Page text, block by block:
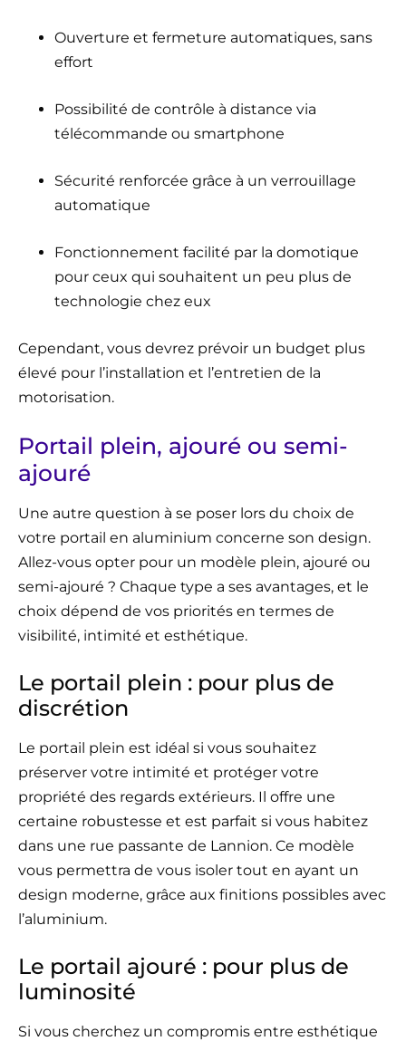
Ouverture et fermeture automatiques, sans
effort
Possibilité de contrôle à distance via
télécommande ou smartphone
Sécurité renforcée grâce à un verrouillage
automatique
Fonctionnement facilité par la domotique
pour ceux qui souhaitent un peu plus de
technologie chez eux
Cependant, vous devrez prévoir un budget plus
élevé pour l’installation et l’entretien de la
motorisation.
Portail plein, ajouré ou semi-
ajouré
Une autre question à se poser lors du choix de
votre portail en aluminium concerne son design.
Allez-vous opter pour un modèle plein, ajouré ou
semi-ajouré ? Chaque type a ses avantages, et le
choix dépend de vos priorités en termes de
visibilité, intimité et esthétique.
Le portail plein : pour plus de
discrétion
Le portail plein est idéal si vous souhaitez
préserver votre intimité et protéger votre
propriété des regards extérieurs. Il offre une
certaine robustesse et est parfait si vous habitez
dans une rue passante de Lannion. Ce modèle
vous permettra de vous isoler tout en ayant un
design moderne, grâce aux finitions possibles avec
l’aluminium.
Le portail ajouré : pour plus de
luminosité
Si vous cherchez un compromis entre esthétique